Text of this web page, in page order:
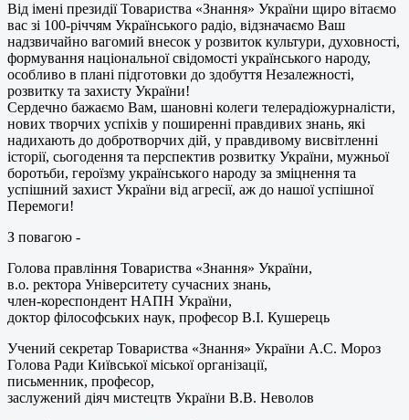
Від імені президії Товариства «Знання» України щиро вітаємо
вас зі 100-річчям Українського радіо, відзначаємо Ваш
надзвичайно вагомий внесок у розвиток культури, духовності,
формування національної свідомості українського народу,
особливо в плані підготовки до здобуття Незалежності,
розвитку та захисту України!
Сердечно бажаємо Вам, шановні колеги телерадіожурналісти,
нових творчих успіхів у поширенні правдивих знань, які
надихають до добротворчих дій, у правдивому висвітленні
історії, сьогодення та перспектив розвитку України, мужньої
боротьби, героїзму українського народу за зміцнення та
успішний захист України від агресії, аж до нашої успішної
Перемоги!
З повагою -
Голова правління Товариства «Знання» України,
в.о. ректора Університету сучасних знань,
член-кореспондент НАПН України,
доктор філософських наук, професор В.І. Кушерець
Учений секретар Товариства «Знання» України А.С. Мороз
Голова Ради Київської міської організації,
письменник, професор,
заслужений діяч мистецтв України В.В. Неволов